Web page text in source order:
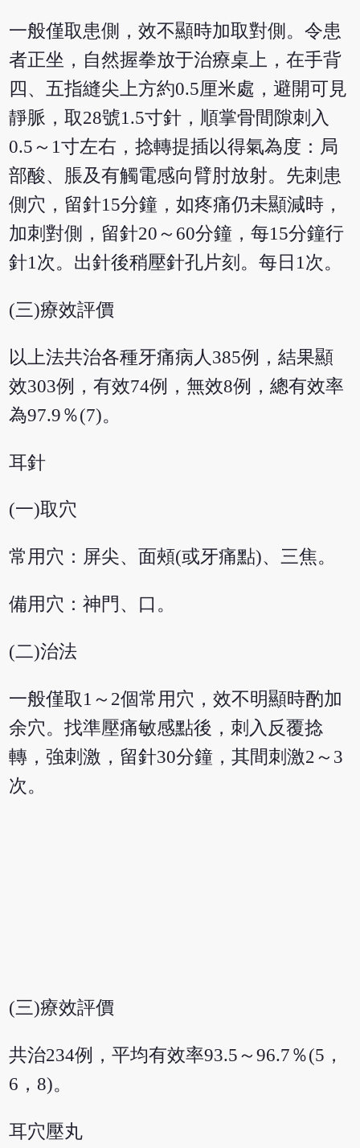
一般僅取患側，效不顯時加取對側。令患
者正坐，自然握拳放于治療桌上，在手背
四、五指縫尖上方約0.5厘米處，避開可見
靜脈，取28號1.5寸針，順掌骨間隙刺入
0.5～1寸左右，捻轉提插以得氣為度：局
部酸、脹及有觸電感向臂肘放射。先刺患
側穴，留針15分鐘，如疼痛仍未顯減時，
加刺對側，留針20～60分鐘，每15分鐘行
針1次。出針後稍壓針孔片刻。每日1次。
(三)療效評價
以上法共治各種牙痛病人385例，結果顯
效303例，有效74例，無效8例，總有效率
為97.9％(7)。
耳針
(一)取穴
常用穴：屏尖、面頰(或牙痛點)、三焦。
備用穴：神門、口。
(二)治法
一般僅取1～2個常用穴，效不明顯時酌加
余穴。找準壓痛敏感點後，刺入反覆捻
轉，強刺激，留針30分鐘，其間刺激2～3
次。
(三)療效評價
共治234例，平均有效率93.5～96.7％(5，
6，8)。
耳穴壓丸